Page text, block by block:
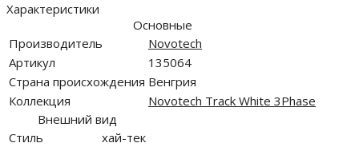
Характеристики
Основные
Производитель
Novotech
Артикул
135064
Страна происхождения Венгрия
Коллекция
Novotech Track White 3Phase
Внешний вид
Стиль
хай-тек